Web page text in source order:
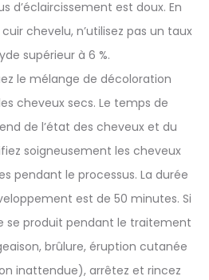
d’éclaircissement est doux. En
chevelu, n’utilisez pas un taux
supérieur à 6 %.
le mélange de décoloration
cheveux secs. Le temps de
de l’état des cheveux et du
soigneusement les cheveux
pendant le processus. La durée
est de 50 minutes. Si
se produit pendant le traitement
brûlure, éruption cutanée
inattendue), arrêtez et rincez